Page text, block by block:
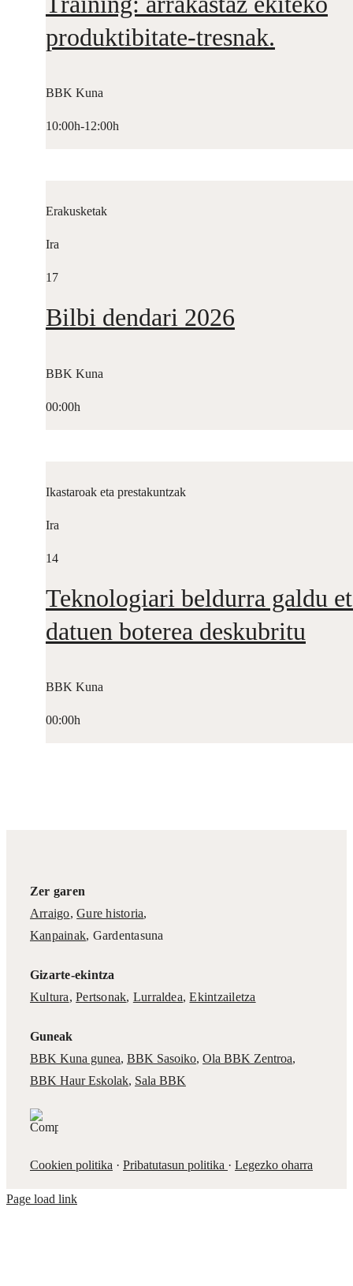
produktibitate-tresnak.
BBK Kuna
10:00h-12:00h
Erakusketak
Ira
17
Bilbi dendari 2026
BBK Kuna
00:00h
Ikastaroak eta prestakuntzak
Ira
14
Teknologiari beldurra galdu
datuen boterea deskubritu
BBK Kuna
00:00h
Zer garen
Arraigo,Gure historia,
Kanpainak, Gardentasuna
Gizarte-ekintza
Kultura,Pertsonak, Lurraldea,Ekintzailetza
Guneak
BBK Kuna gunea, BBK Sasoiko, Ola BBK Zentroa,
BBK Haur Eskolak, Sala BBK
Cookien politika · Pribatutasun politika · Legezko oharra
Page load link